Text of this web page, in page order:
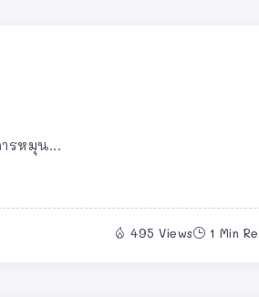
รหมุน...
495 Views 1 Min